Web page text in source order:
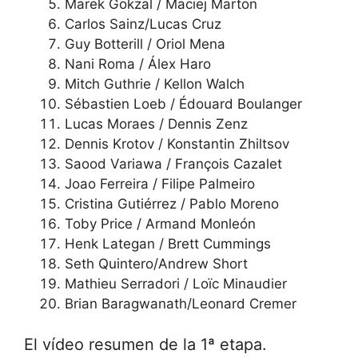
Marek Gökzal / Maciej Marton
Carlos Sainz/Lucas Cruz
Guy Botterill / Oriol Mena
Nani Roma / Álex Haro
Mitch Guthrie / Kellon Walch
Sébastien Loeb / Édouard Boulanger
Lucas Moraes / Dennis Zenz
Dennis Krotov / Konstantin Zhiltsov
Saood Variawa / François Cazalet
Joao Ferreira / Filipe Palmeiro
Cristina Gutiérrez / Pablo Moreno
Toby Price / Armand Monleón
Henk Lategan / Brett Cummings
Seth Quintero/Andrew Short
Mathieu Serradori / Loïc Minaudier
Brian Baragwanath/Leonard Cremer
El vídeo resumen de la 1ª etapa.